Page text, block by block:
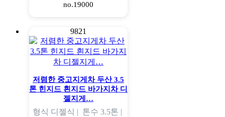
no.19000
9821
저렴한 중고지게차 두산 3.5
톤 힌지드 흰지드 바가지차 디
젤지게…
형식 디젤식 | 톤수 3.5톤 |